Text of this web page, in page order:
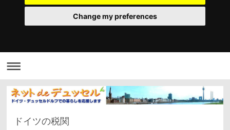
Change my preferences
ドイツの税関